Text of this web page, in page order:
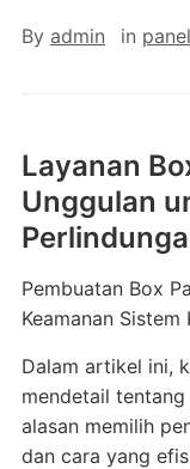
By admin in
Layanan
Unggulan
Pembuatan Box
Keamanan
Dalam artikel ini,
mendetail
alasan memilih
dan cara yang